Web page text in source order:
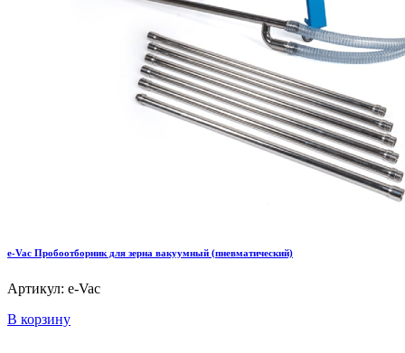
e-Vac Пробоотборник для зерна вакуумный (пневматический)
Артикул: e-Vac
В корзину